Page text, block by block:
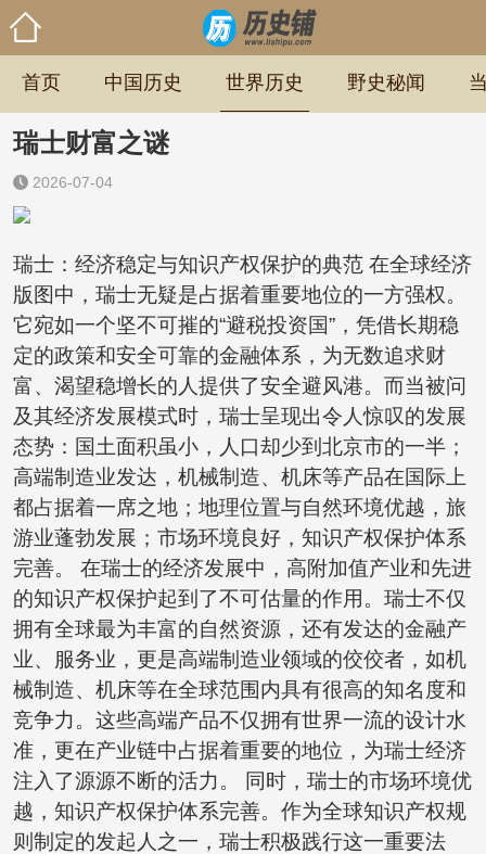
首页 中国历史 世界历史 野史秘闻
瑞士财富之谜
2026-07-04
瑞士：经济稳定与知识产权保护的典范 在全球经济
版图中，瑞士无疑是占据着重要地位的一方强权。
它宛如一个坚不可摧的“避税投资国”，凭借长期稳
定的政策和安全可靠的金融体系，为无数追求财
富、渴望稳增长的人提供了安全避风港。而当被问
及其经济发展模式时，瑞士呈现出令人惊叹的发展
态势：国土面积虽小，人口却少到北京市的一半；
高端制造业发达，机械制造、机床等产品在国际上
都占据着一席之地；地理位置与自然环境优越，旅
游业蓬勃发展；市场环境良好，知识产权保护体系
完善。 在瑞士的经济发展中，高附加值产业和先进
的知识产权保护起到了不可估量的作用。瑞士不仅
拥有全球最为丰富的自然资源，还有发达的金融产
业、服务业，更是高端制造业领域的佼佼者，如机
械制造、机床等在全球范围内具有很高的知名度和
竞争力。这些高端产品不仅拥有世界一流的设计水
准，更在产业链中占据着重要的地位，为瑞士经济
注入了源源不断的活力。 同时，瑞士的市场环境优
越，知识产权保护体系完善。作为全球知识产权规
则制定的发起人之一，瑞士积极践行这一重要法